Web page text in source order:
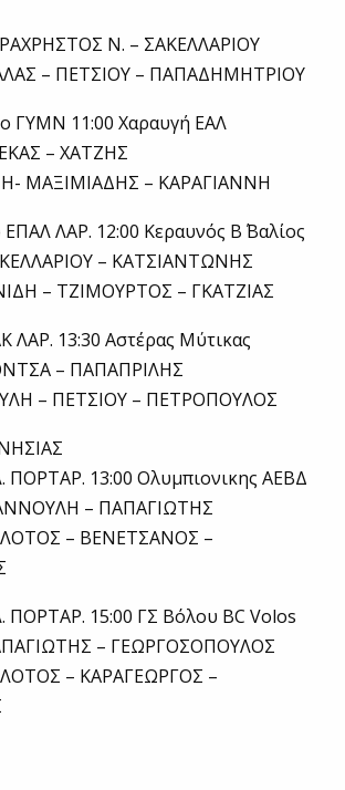
Ν. – ΣΑΚΕΛΛΑΡΙΟΥ
– ΠΕΤΣΙΟΥ – ΠΑΠΑΔΗΜΗΤΡΙΟΥ
ΓΥΜΝ 11:00 Χαραυγή ΕΑΛ
– ΧΑΤΖΗΣ
ΜΑΞΙΜΙΑΔΗΣ – ΚΑΡΑΓΙΑΝΝΗ
ΛΑΡ. 12:00 Κεραυνός Β΄ Βαλίος
– ΚΑΤΣΙΑΝΤΩΝΗΣ
– ΤΖΙΜΟΥΡΤΟΣ – ΓΚΑΤΖΙΑΣ
ΛΑΡ. 13:30 Αστέρας Μύτικας
– ΠΑΠΑΠΡΙΛΗΣ
– ΠΕΤΣΙΟΥ – ΠΕΤΡΟΠΟΥΛΟΣ
ΠΟΡΤΑΡ. 13:00 Ολυμπιονικης ΑΕΒΔ
– ΠΑΠΑΓΙΩΤΗΣ
– ΒΕΝΕΤΣΑΝΟΣ –
ΠΟΡΤΑΡ. 15:00 ΓΣ Βόλου BC Volos
– ΓΕΩΡΓΟΣΟΠΟΥΛΟΣ
– ΚΑΡΑΓΕΩΡΓΟΣ –